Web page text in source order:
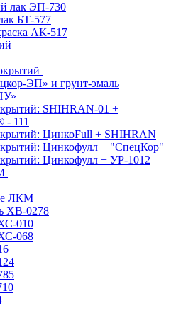
лак ЭП-730
БТ-577
АК-517
ЭП» и грунт-эмаль
SHIHRAN-01 +
- 111
ЦинкоFull + SHIHRAN
Цинкофулл + "СпецКор"
Цинкофулл + УР-1012
ЛКМ
ХВ-0278
010
068